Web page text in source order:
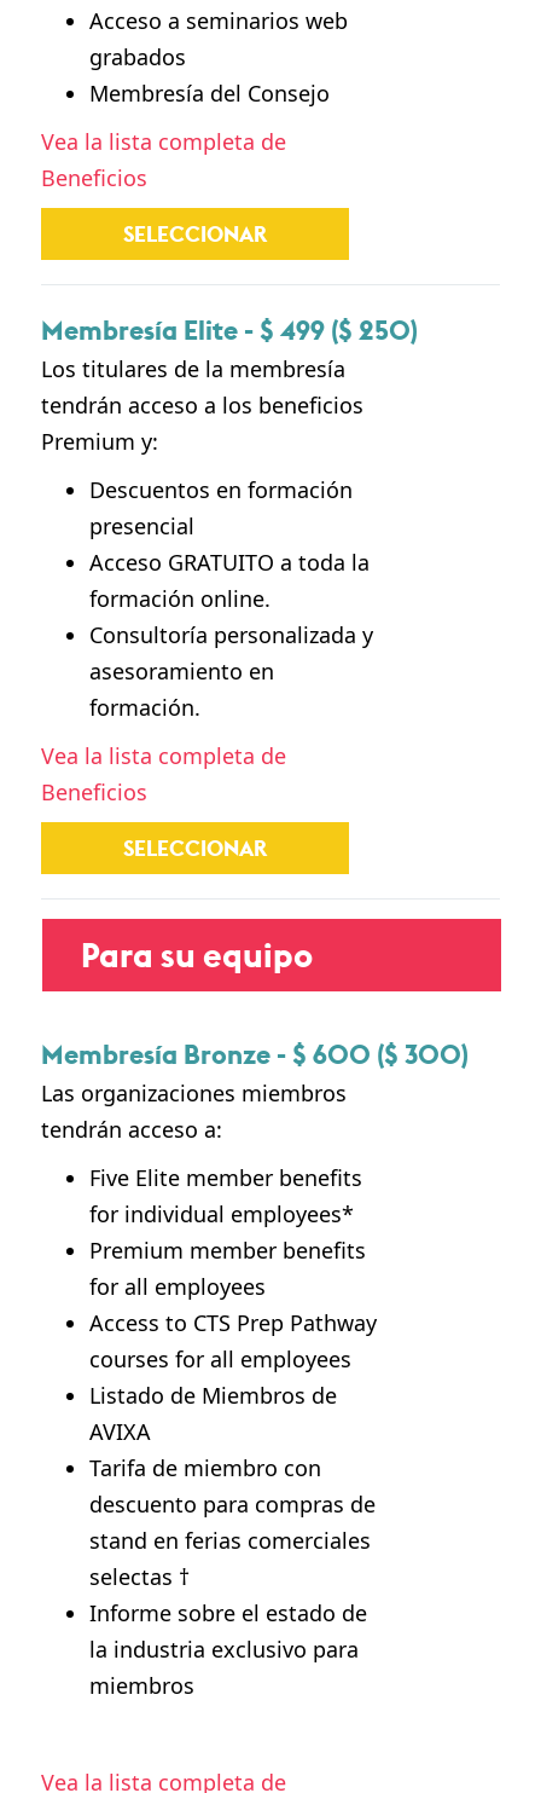
Acceso a seminarios web
grabados
Membresía del Consejo
Vea la lista completa de
Beneficios
SELECCIONAR
Membresía Elite - $ 499 ($ 250)
Los titulares de la membresía
tendrán acceso a los beneficios
Premium y:
Descuentos en formación
presencial
Acceso GRATUITO a toda la
formación online.
Consultoría personalizada y
asesoramiento en
formación.
Vea la lista completa de
Beneficios
SELECCIONAR
Para su equipo
Membresía Bronze - $ 600 ($ 300)
Las organizaciones miembros
tendrán acceso a:
Five Elite member benefits
for individual employees*
Premium member benefits
for all employees
Access to CTS Prep Pathway
courses for all employees
Listado de Miembros de
AVIXA
Tarifa de miembro con
descuento para compras de
stand en ferias comerciales
selectas †
Informe sobre el estado de
la industria exclusivo para
miembros
Vea la lista completa de